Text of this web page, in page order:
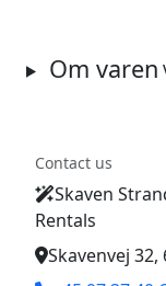
Om varen
Contact us
Skaven
Rentals
Skavenvej 32,